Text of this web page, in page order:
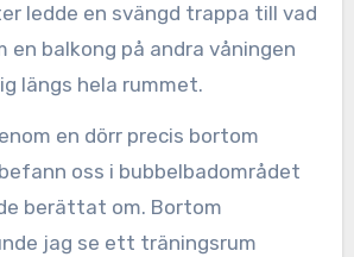
ledde en svängd trappa till vad
en balkong på andra våningen
längs hela rummet.
en dörr precis bortom
oss i bubbelbadområdet
berättat om. Bortom
jag se ett träningsrum